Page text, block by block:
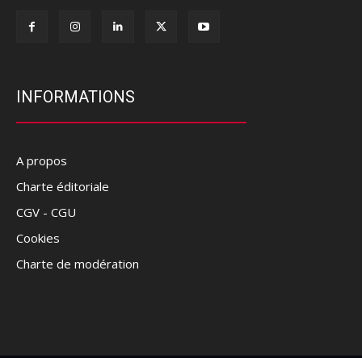
INFORMATIONS
A propos
Charte éditoriale
CGV - CGU
Cookies
Charte de modération